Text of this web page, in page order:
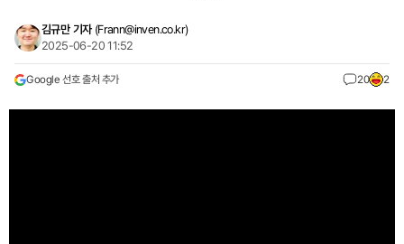
김규만 기자 (Frann@inven.co.kr)
2025-06-20 11:52
Google 선호 출처 추가 20 2